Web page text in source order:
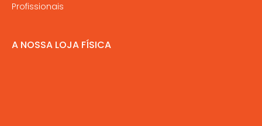
Profissionais
A NOSSA LOJA FÍSICA